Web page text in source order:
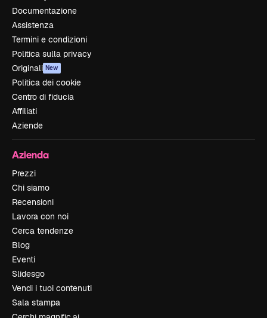
Documentazione
Assistenza
Termini e condizioni
Politica sulla privacy
Originali New
Politica dei cookie
Centro di fiducia
Affiliati
Aziende
Azienda
Prezzi
Chi siamo
Recensioni
Lavora con noi
Cerca tendenze
Blog
Eventi
Slidesgo
Vendi i tuoi contenuti
Sala stampa